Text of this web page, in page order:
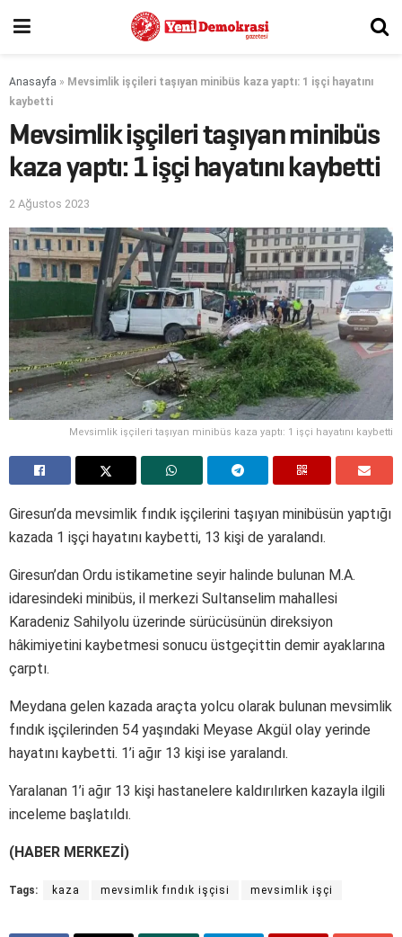
Anasayfa » Mevsimlik işçileri taşıyan minibüs kaza yaptı: 1 işçi hayatını
kaybetti
Mevsimlik işçileri taşıyan minibüs
kaza yaptı: 1 işçi hayatını kaybetti
2 Ağustos 2023
Mevsimlik işçileri taşıyan minibüs kaza yaptı: 1 işçi hayatını kaybetti
Giresun’da mevsimlik fındık işçilerini taşıyan minibüsün yaptığı
kazada 1 işçi hayatını kaybetti, 13 kişi de yaralandı.
Giresun’dan Ordu istikametine seyir halinde bulunan M.A.
idaresindeki minibüs, il merkezi Sultanselim mahallesi
Karadeniz Sahilyolu üzerinde sürücüsünün direksiyon
hâkimiyetini kaybetmesi sonucu üstgeçittin demir ayaklarına
çarptı.
Meydana gelen kazada araçta yolcu olarak bulunan mevsimlik
fındık işçilerinden 54 yaşındaki Meyase Akgül olay yerinde
hayatını kaybetti. 1’i ağır 13 kişi ise yaralandı.
Yaralanan 1’i ağır 13 kişi hastanelere kaldırılırken kazayla ilgili
inceleme başlatıldı.
(HABER MERKEZİ)
Tags: kaza mevsimlik fındık işçisi mevsimlik işçi